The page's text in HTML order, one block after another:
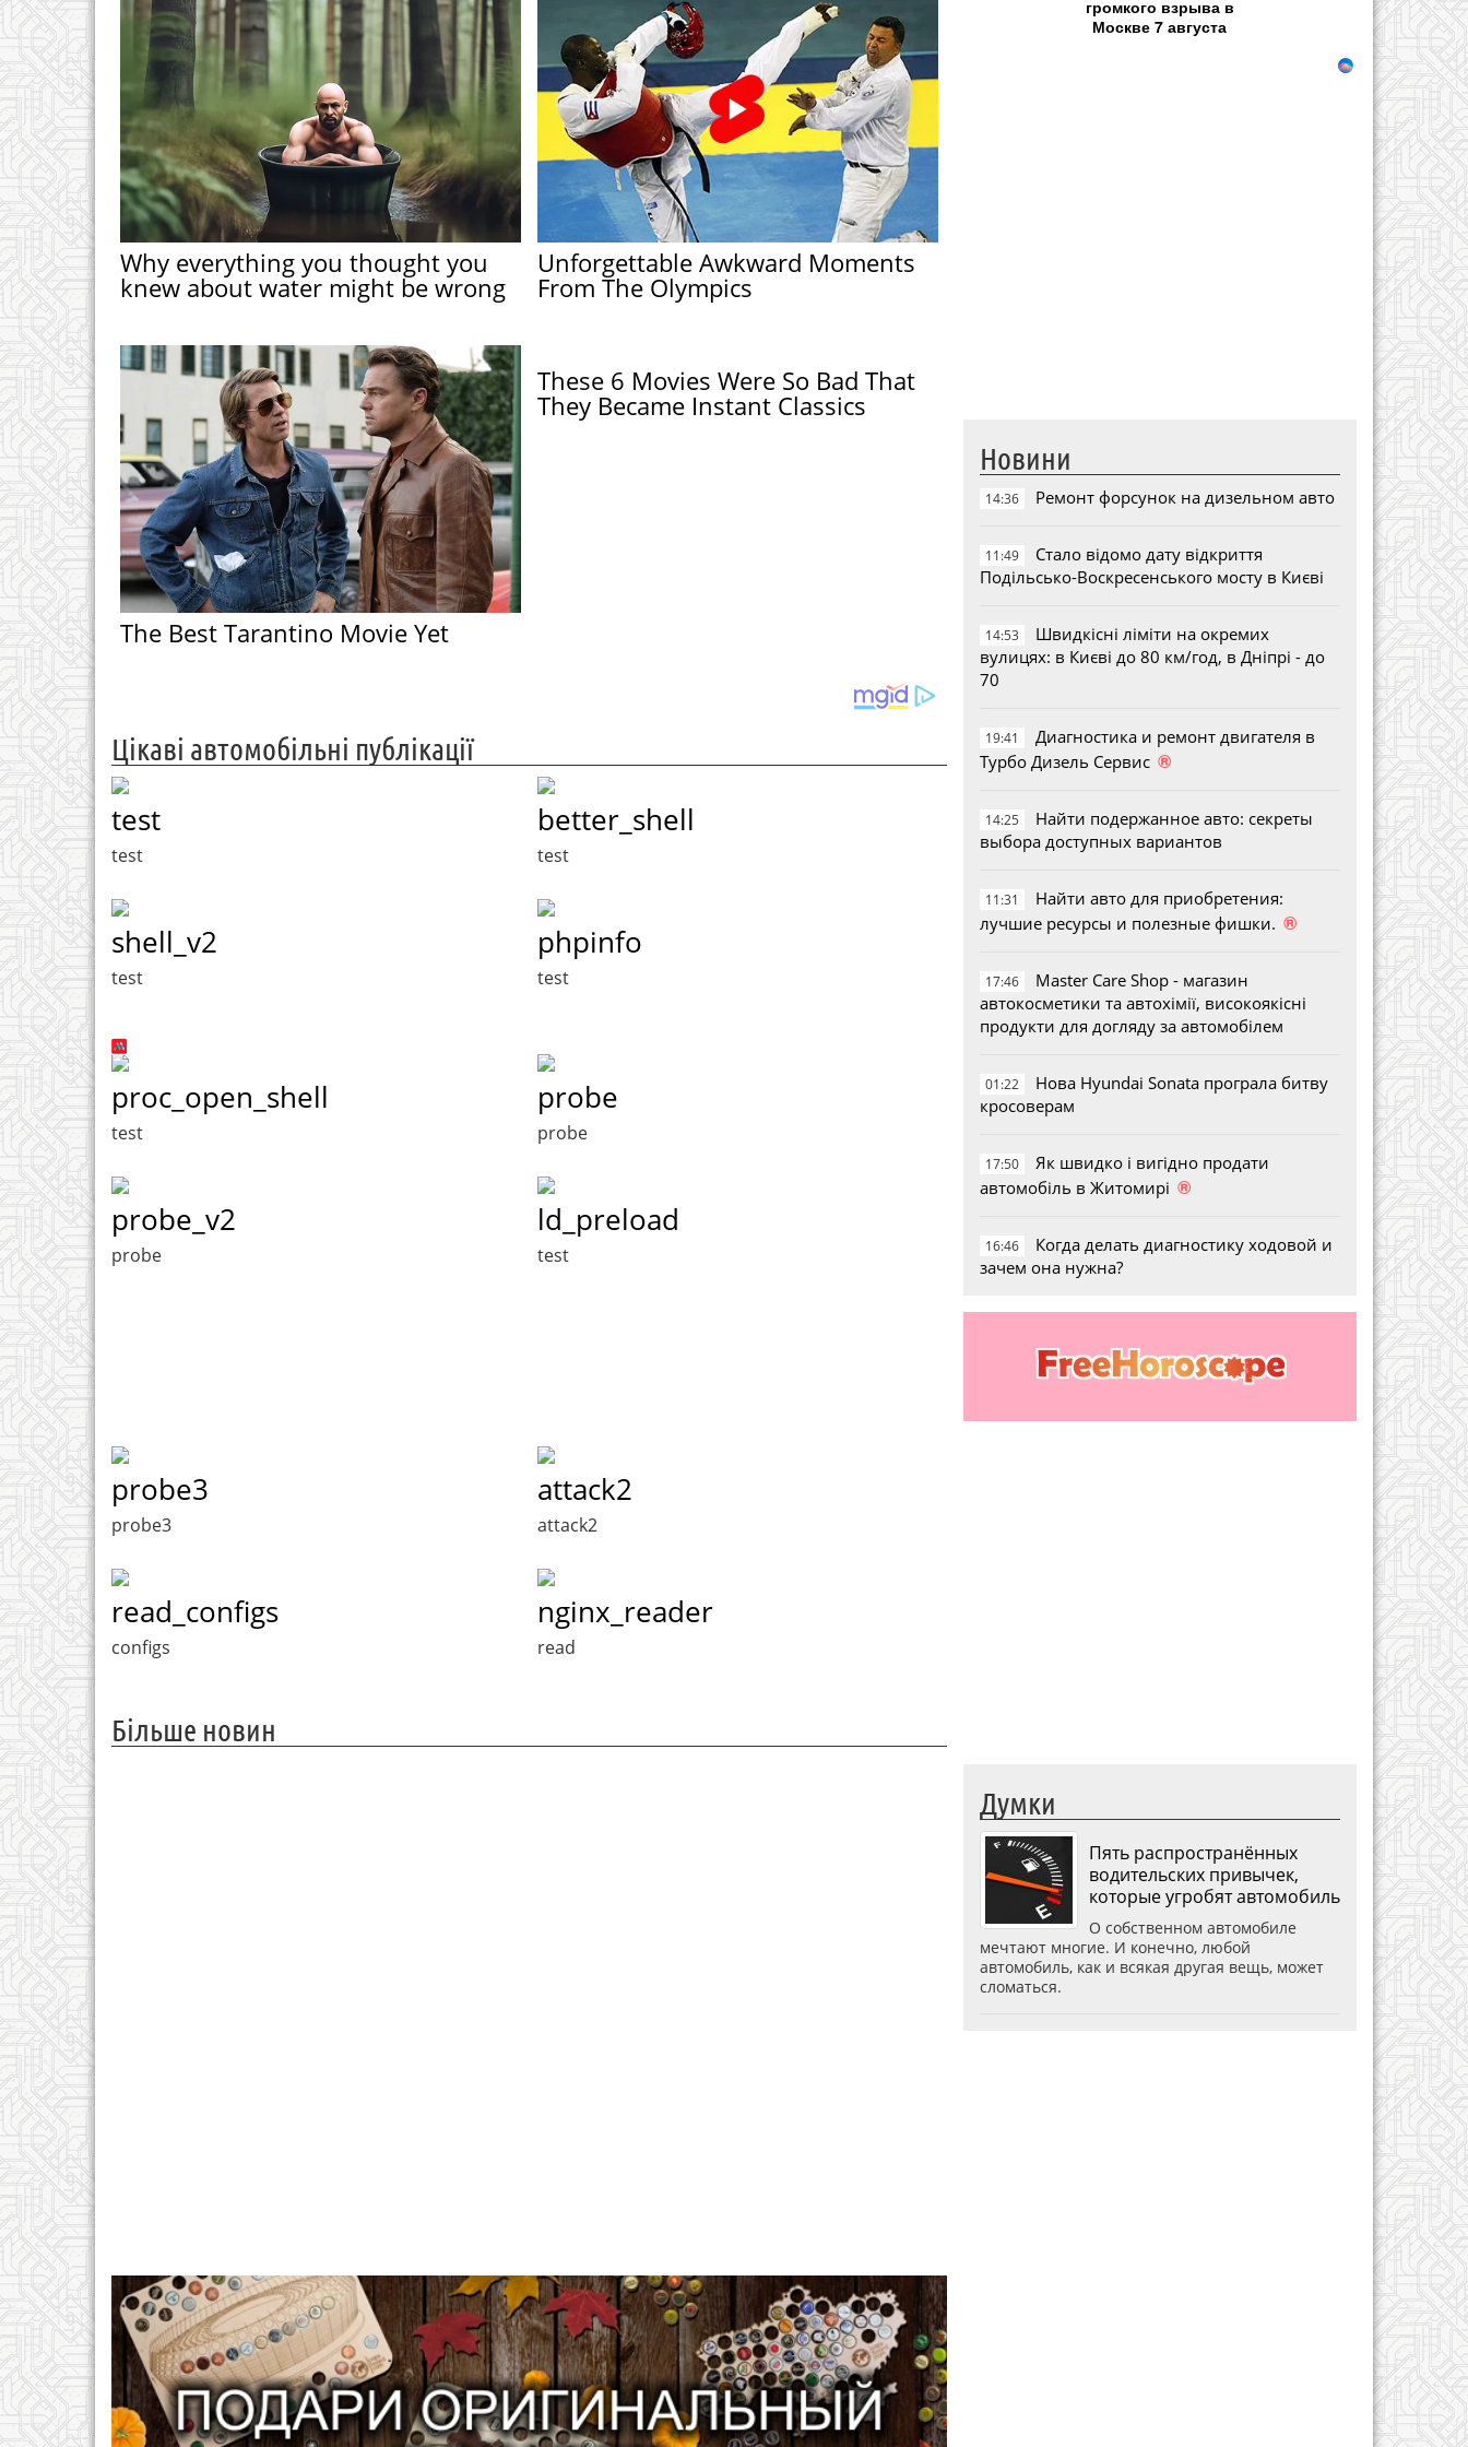
Why everything you thought you
knew about water might be wrong
Unforgettable Awkward Moments
From The Olympics
The Best Tarantino Movie Yet
These 6 Movies Were So Bad That
They Became Instant Classics
Цікаві автомобільні публікації
test
test
better_shell
test
shell_v2
test
phpinfo
test
proc_open_shell
test
probe
probe
probe_v2
probe
ld_preload
test
probe3
probe3
attack2
attack2
read_configs
configs
nginx_reader
read
Більше новин
громкого взрыва в
Москве 7 августа
Новини
14:36 Ремонт форсунок на дизельном авто
11:49
Стало відомо дату відкриття
Подільсько-Воскресенського мосту в Києві
14:53
Швидкісні ліміти на окремих
вулицях: в Києві до 80 км/год, в Дніпрі - до
70
19:41
Диагностика и ремонт двигателя в
Турбо Дизель Сервис ®
14:25
Найти подержанное авто: секреты
выбора доступных вариантов
11:31
Найти авто для приобретения:
лучшие ресурсы и полезные фишки. ®
17:46
Master Care Shop - магазин
автокосметики та автохімії, високоякісні
продукти для догляду за автомобілем
01:22
Нова Hyundai Sonata програла битву
кросоверам
17:50
Як швидко і вигідно продати
автомобіль в Житомирі ®
16:46
Когда делать диагностику ходовой и
зачем она нужна?
Думки
Пять распространённых
водительских привычек,
которые угробят автомобиль
О собственном автомобиле
мечтают многие. И конечно, любой
автомобиль, как и всякая другая вещь, может
сломаться.